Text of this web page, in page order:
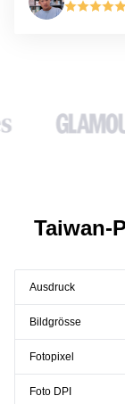
Taiwan-
Ausdruck
Bildgrösse
Fotopixel
Foto DPI